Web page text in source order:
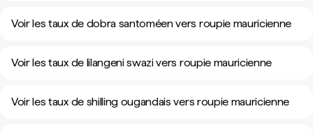
Voir les taux de dobra santoméen vers roupie mauricienne
Voir les taux de lilangeni swazi vers roupie mauricienne
Voir les taux de shilling ougandais vers roupie mauricienne